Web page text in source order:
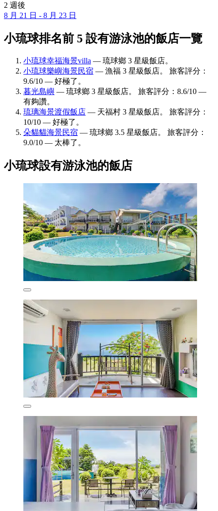
2 週後
8 月 21 日 - 8 月 23 日
小琉球排名前 5 設有游泳池的飯店一覽
小琉球幸福海景villa — 琉球鄉 3 星級飯店。
小琉球樂嶼海景民宿 — 漁福 3 星級飯店。 旅客評分：
9.6/10 — 好極了。
暮光島嶼 — 琉球鄉 3 星級飯店。 旅客評分：8.6/10 —
有夠讚。
琉璃海景渡假飯店 — 天福村 3 星級飯店。 旅客評分：
10/10 — 好極了。
朵貓貓海景民宿 — 琉球鄉 3.5 星級飯店。 旅客評分：
9.0/10 — 太棒了。
小琉球設有游泳池的飯店